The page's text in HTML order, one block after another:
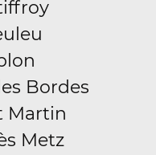
Bordes
Martin
Metz